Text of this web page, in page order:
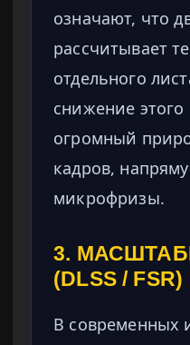
означают, что
рассчитывает
отдельного
снижение этого
огромный
кадров,
микрофризы.
3.
(DLSS / FSR)
В современных